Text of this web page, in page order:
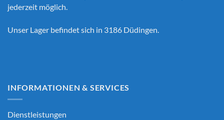
jederzeit möglich.
Unser Lager befindet sich in 3186 Düdingen.
INFORMATIONEN & SERVICES
Dienstleistungen